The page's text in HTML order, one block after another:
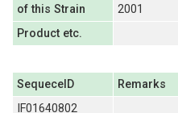
of this Strain
2001
Product etc.
SequeceID
Remarks
IF01640802